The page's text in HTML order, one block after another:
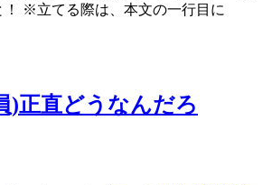
！ ※立てる際は、本文の一行目に
)正直どうなんだろ